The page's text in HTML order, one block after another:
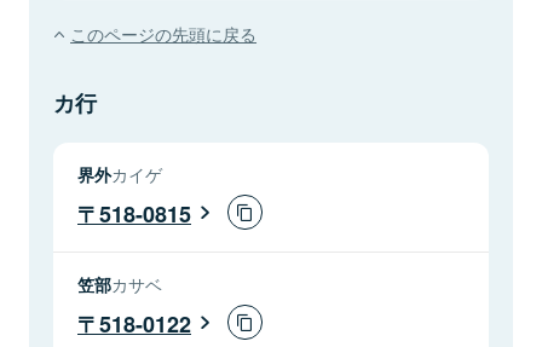
このページの先頭に戻る
カ行
界外カイゲ
518-0815
笠部カサベ
518-0122